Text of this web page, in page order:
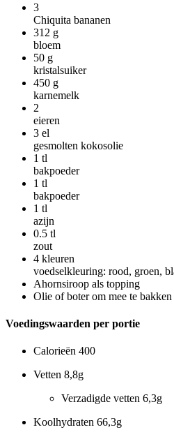
3
Chiquita bananen
312 g
bloem
50 g
kristalsuiker
450 g
karnemelk
2
eieren
3 el
gesmolten kokosolie
1 tl
bakpoeder
1 tl
bakpoeder
1 tl
azijn
0.5 tl
zout
4 kleuren
voedselkleuring: rood, groen,
Ahornsiroop als topping
Olie of boter om mee te bakken
Voedingswaarden per portie
Calorieën 400
Vetten 8,8g
Verzadigde vetten 6,3g
Koolhydraten 66,3g